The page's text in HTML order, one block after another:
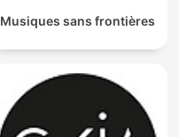
Musiques sans frontières